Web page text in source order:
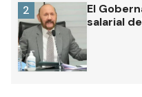
El
salarial
2